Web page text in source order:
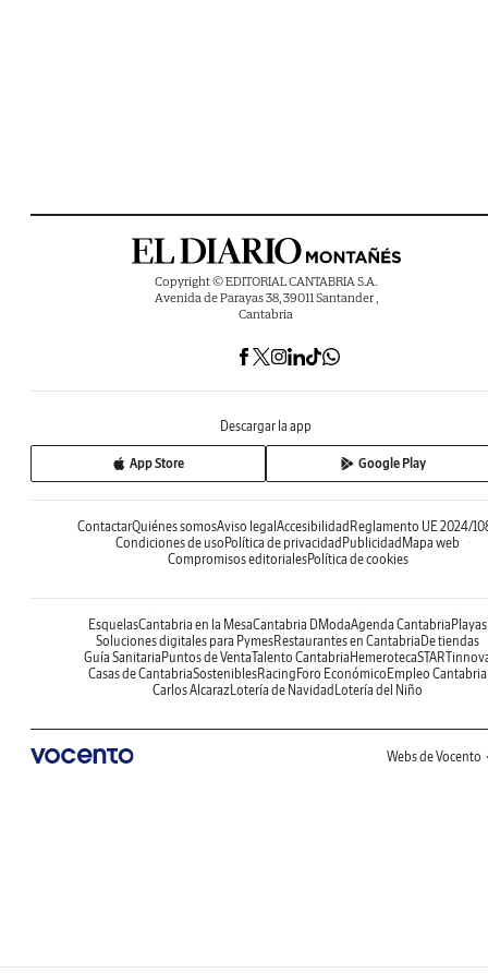
Copyright © EDITORIAL CANTABRIA S.A.
Avenida de Parayas 38, 39011 Santander ,
Cantabria
Descargar la app
App Store Google Play
ContactarQuiénes somosAviso legalAccesibilidadReglamento UE 2024/
Condiciones de usoPolítica de privacidadPublicidadMapa web
Compromisos editorialesPolítica de cookies
EsquelasCantabria en la MesaCantabria DModaAgenda CantabriaPlayas
Soluciones digitales para PymesRestaurantes en CantabriaDe tiendas
Guía SanitariaPuntos de VentaTalento CantabriaHemeroteca
Casas de CantabriaSosteniblesRacingForo EconómicoEmpleo Cantabria
Carlos AlcarazLotería de NavidadLotería del Niño
Webs de Vocento